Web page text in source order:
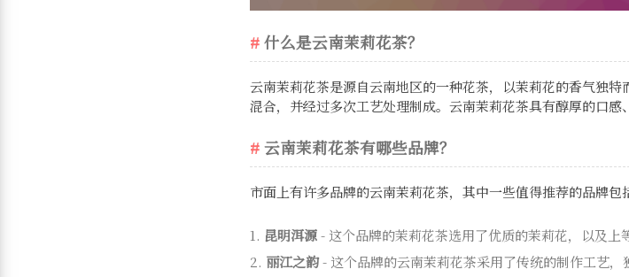
什么是云南茉莉花茶？
云南茉莉花茶是源自云南地区的一种花茶，以茉莉花的香气独
混合，并经过多次工艺处理制成。云南茉莉花茶具有醇厚的口感
云南茉莉花茶有哪些品牌？
市面上有许多品牌的云南茉莉花茶，其中一些值得推荐的品牌包
1. 昆明洱源- 这个品牌的茉莉花茶选用了优质的茉莉花，以及上
2. 丽江之韵- 这个品牌的云南茉莉花茶采用了传统的制作工艺，